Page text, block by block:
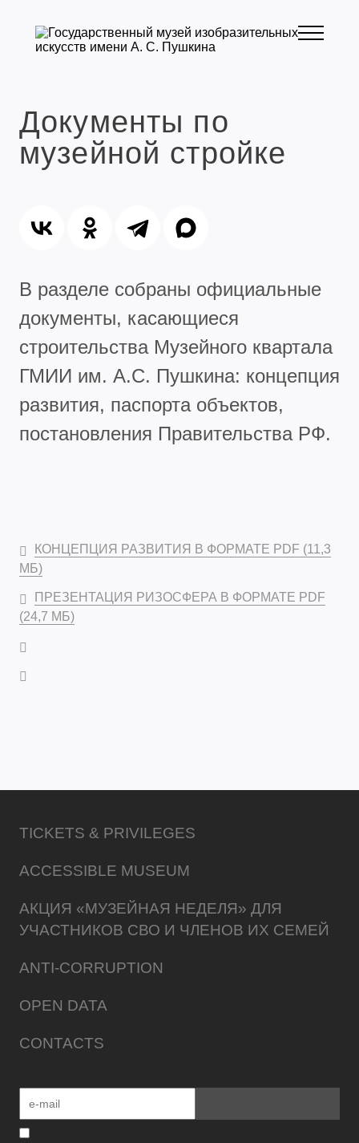
Документы по
музейной стройке
В разделе собраны официальные
документы, касающиеся
строительства Музейного квартала
ГМИИ им. А.С. Пушкина: концепция
развития, паспорта объектов,
постановления Правительства РФ.
КОНЦЕПЦИЯ РАЗВИТИЯ В ФОРМАТЕ PDF (11,3
МБ)
ПРЕЗЕНТАЦИЯ РИЗОСФЕРА В ФОРМАТЕ PDF
(24,7 МБ)
TICKETS & PRIVILEGES
ACCESSIBLE MUSEUM
АКЦИЯ «МУЗЕЙНАЯ НЕДЕЛЯ» ДЛЯ
УЧАСТНИКОВ СВО И ЧЛЕНОВ ИХ СЕМЕЙ
ANTI-CORRUPTION
OPEN DATA
CONTACTS